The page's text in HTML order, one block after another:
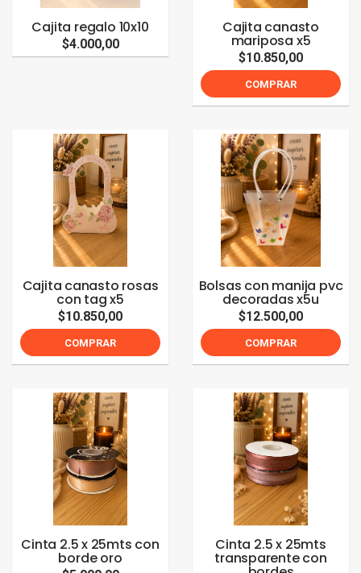
Cajita regalo 10x10
$4.000,00
Cajita canasto
mariposa x5
$10.850,00
COMPRAR
Cajita canasto rosas
con tag x5
$10.850,00
COMPRAR
Bolsas con manija pvc
decoradas x5u
$12.500,00
COMPRAR
Cinta 2.5 x 25mts con
borde oro
Cinta 2.5 x 25mts
transparente con